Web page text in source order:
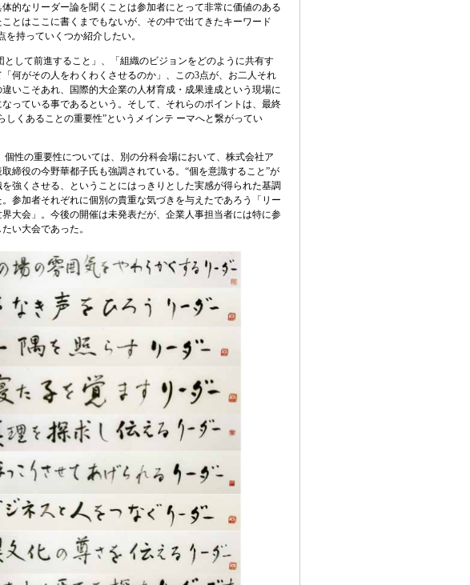
体的なリーダー論を聞くことは参加者にとって非常に価値のある
とはここに書くまでもないが、その中で出てきたキーワード
を持っていくつか紹介したい。
として前進すること」、「組織のビジョンをどのように共有す
「何がその人をわくわくさせるのか」、この3点が、お二人それ
違いこそあれ、国際的大企業の人材育成・成果達成という現場に
なっている事であるという。そして、それらのポイントは、最終
しくあることの重要性”というメインテ ーマへと繋がってい
個性の重要性については、別の分科会場において、株式会社ア
締役の今野華都子氏も強調されている。“個を意識すること”が
強くさせる、ということにはっきりとした実感が得られた基調
参加者それぞれに個別の貴重な気づきを与えたであろう「リー
界大会」。今後の開催は未発表だが、企業人事担当者には特に参
い大会であった。